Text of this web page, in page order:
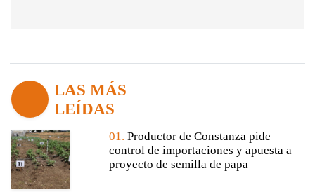
LAS MÁS
LEÍDAS
01. Productor de Constanza pide
control de importaciones y apuesta a
proyecto de semilla de papa